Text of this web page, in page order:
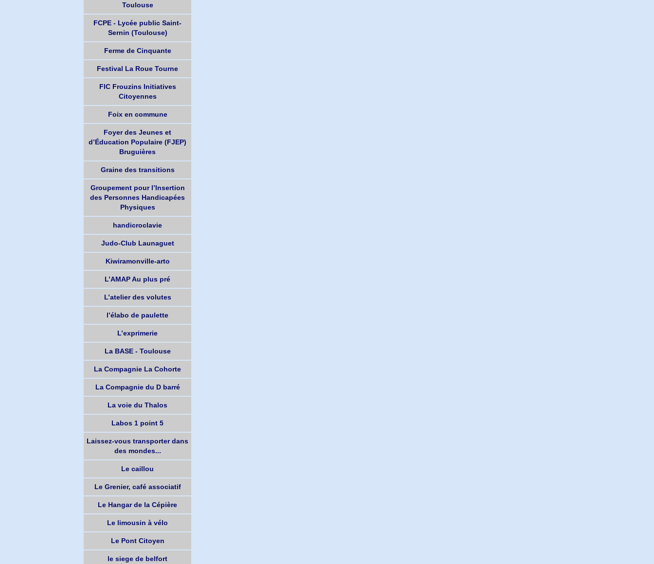
Toulouse
FCPE - Lycée public Saint-
Sernin (Toulouse)
Ferme de Cinquante
Festival La Roue Tourne
FIC Frouzins Initiatives
Citoyennes
Foix en commune
Foyer des Jeunes et
d’Éducation Populaire (FJEP)
Bruguières
Graine des transitions
Groupement pour l’Insertion
des Personnes Handicapées
Physiques
handicroclavie
Judo-Club Launaguet
Kiwiramonville-arto
L’AMAP Au plus pré
L’atelier des volutes
l’élabo de paulette
L’exprimerie
La BASE - Toulouse
La Compagnie La Cohorte
La Compagnie du D barré
La voie du Thalos
Labos 1 point 5
Laissez-vous transporter dans
des mondes...
Le caillou
Le Grenier, café associatif
Le Hangar de la Cépière
Le limousin à vélo
Le Pont Citoyen
le siege de belfort